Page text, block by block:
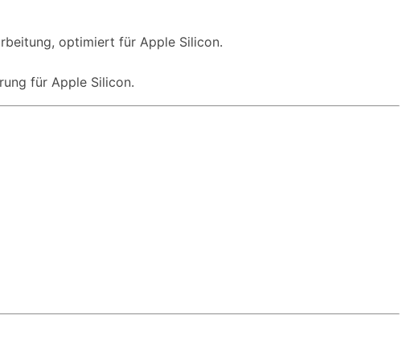
optimiert für Apple Silicon.
für Apple Silicon.